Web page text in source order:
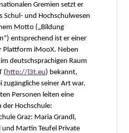
Gremien setzt er
Schul- und Hochschulwesen
Motto („Bildung
entsprechend ist er einer
Plattform iMooX. Neben
deutschsprachigen Raum
( http://l3t.eu) bekannt,
zugängliche seiner Art war.
Personen leiten eine
der Hochschule:
Graz: Maria Grandl,
Martin Teufel Private